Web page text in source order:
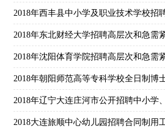
2018年西丰县中小学及职业技术学校招
2018年东北财经大学招聘高层次和急需
2018年朝阳师范高等专科学校全日制博
2018年辽宁大连庄河市公开招聘中小学
2018大连旅顺中心幼儿园招聘合同制用